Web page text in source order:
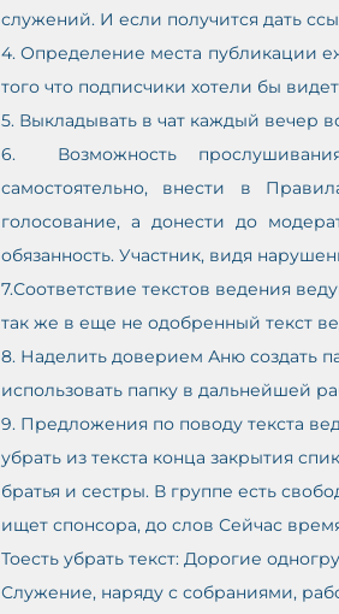
служений. И если получится дать
4. Определение места публикации
того что подписчики хотели бы
5. Выкладывать в чат каждый вечер
6.  Возможность
самостоятельно, внести в
голосование, а донести до
обязанность. Участник, видя
7.Соответствие текстов ведения
так же в еще не одобренный текст
8. Наделить доверием Аню создать
использовать папку в дальнейшей
9. Предложения по поводу текста
убрать из текста конца закрытия
братья и сестры. В группе есть
ищет спонсора, до слов Сейчас
Тоесть убрать текст: Дорогие
Служение, наряду с собраниями,